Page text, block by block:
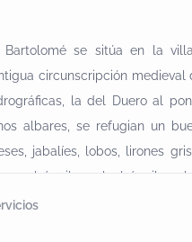
Bartolomé se sitúa en la
circunscripción
la del Duero al
albares, se refugian un
jabalíes, lobos, lirones
el águila real, el águila
un importante